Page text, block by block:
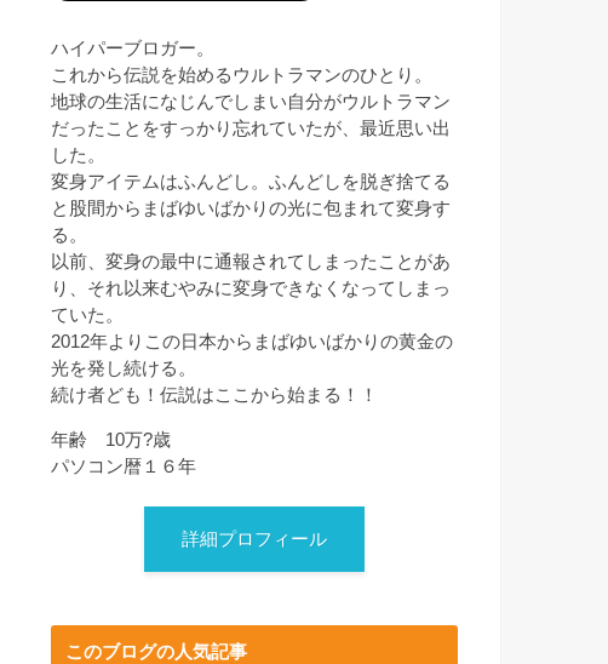
ハイパーブロガー。
これから伝説を始めるウルトラマンのひとり。
地球の生活になじんでしまい自分がウルトラマン
だったことをすっかり忘れていたが、最近思い出
した。
変身アイテムはふんどし。ふんどしを脱ぎ捨てる
と股間からまばゆいばかりの光に包まれて変身す
る。
以前、変身の最中に通報されてしまったことがあ
り、それ以来むやみに変身できなくなってしまっ
ていた。
2012年よりこの日本からまばゆいばかりの黄金の
光を発し続ける。
続け者ども！伝説はここから始まる！！
年齢 10万?歳
パソコン暦１６年
詳細プロフィール
このブログの人気記事